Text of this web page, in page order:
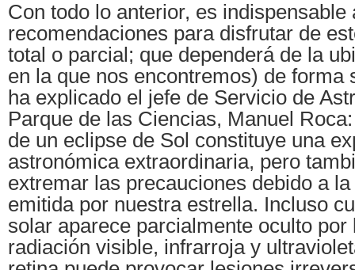
Con todo lo anterior, es indispensable
recomendaciones para disfrutar de
total o parcial; que dependerá de la
en la que nos encontremos) de forma
ha explicado el jefe de Servicio de
Parque de las Ciencias, Manuel
de un eclipse de Sol constituye una
astronómica extraordinaria, pero
extremar las precauciones debido a
emitida por nuestra estrella. Incluso
solar aparece parcialmente oculto por
radiación visible, infrarroja y